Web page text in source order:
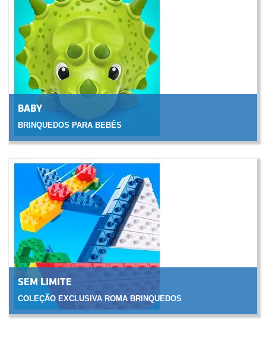
BABY
BRINQUEDOS PARA BEBÊS
SEM LIMITE
COLEÇÃO EXCLUSIVA ROMA BRINQUEDOS